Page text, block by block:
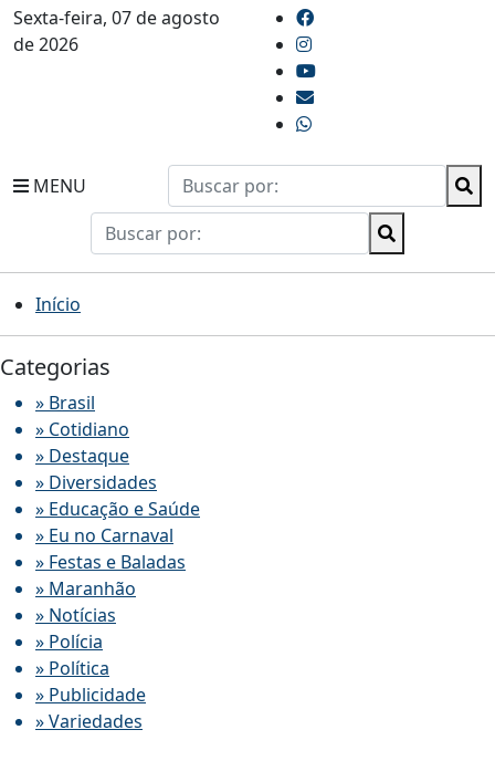
Sexta-feira, 07 de agosto
de 2026
MENU
Início
Categorias
» Brasil
» Cotidiano
» Destaque
» Diversidades
» Educação e Saúde
» Eu no Carnaval
» Festas e Baladas
» Maranhão
» Notícias
» Polícia
» Política
» Publicidade
» Variedades